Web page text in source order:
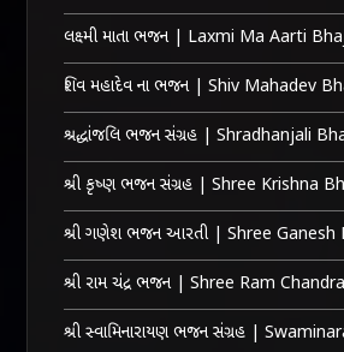
લક્ષ્મી માતા ભજન | Laxmi Ma Aarti
શિવ મહાદેવ ના ભજન | Shiv Mahadev
શ્રદ્ધાંજલિ ભજન સંગ્રહ | Shradhanjali
શ્રી કૃષ્ણ ભજન સંગ્રહ | Shree Krishna
શ્રી ગણેશ ભજન આરતી | Shree Ganesh
શ્રી રામ ચંદ્ર ભજન | Shree Ram
શ્રી સ્વામિનારાયણ ભજન સંગ્રહ |